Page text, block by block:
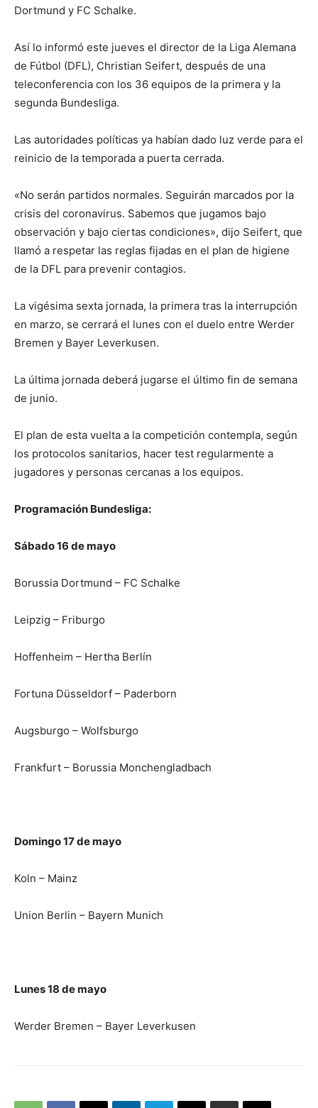
Dortmund y FC Schalke.
Así lo informó este jueves el director de la Liga Alemana
de Fútbol (DFL), Christian Seifert, después de una
teleconferencia con los 36 equipos de la primera y la
segunda Bundesliga.
Las autoridades políticas ya habían dado luz verde para el
reinicio de la temporada a puerta cerrada.
«No serán partidos normales. Seguirán marcados por la
crisis del coronavirus. Sabemos que jugamos bajo
observación y bajo ciertas condiciones», dijo Seifert, que
llamó a respetar las reglas fijadas en el plan de higiene
de la DFL para prevenir contagios.
La vigésima sexta jornada, la primera tras la interrupción
en marzo, se cerrará el lunes con el duelo entre Werder
Bremen y Bayer Leverkusen.
La última jornada deberá jugarse el último fin de semana
de junio.
El plan de esta vuelta a la competición contempla, según
los protocolos sanitarios, hacer test regularmente a
jugadores y personas cercanas a los equipos.
Programación Bundesliga:
Sábado 16 de mayo
Borussia Dortmund – FC Schalke
Leipzig – Friburgo
Hoffenheim – Hertha Berlín
Fortuna Düsseldorf – Paderborn
Augsburgo – Wolfsburgo
Frankfurt – Borussia Monchengladbach
Domingo 17 de mayo
Koln – Mainz
Union Berlin – Bayern Munich
Lunes 18 de mayo
Werder Bremen – Bayer Leverkusen